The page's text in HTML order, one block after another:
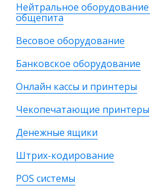
Нейтральное оборудование
общепита
Весовое оборудование
Банковское оборудование
Онлайн кассы и принтеры
Чекопечатающие принтеры
Денежные ящики
Штрих-кодирование
POS системы